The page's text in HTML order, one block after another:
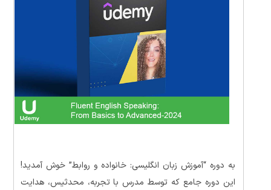
به دوره “آموزش زبان انگلیسی: خانواده و روابط” خوش آمدید!
این دوره جامع که توسط مدرس با تجربه، محدثیس، هدایت